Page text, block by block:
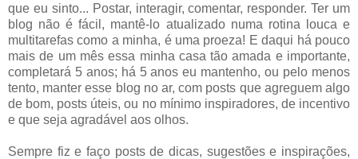
que eu sinto... Postar, interagir, comentar, responder. Ter um
blog não é fácil, mantê-lo atualizado numa rotina louca e
multitarefas como a minha, é uma proeza! E daqui há pouco
mais de um mês essa minha casa tão amada e importante,
completará 5 anos; há 5 anos eu mantenho, ou pelo menos
tento, manter esse blog no ar, com posts que agreguem algo
de bom, posts úteis, ou no mínimo inspiradores, de incentivo
e que seja agradável aos olhos.
Sempre fiz e faço posts de dicas, sugestões e inspirações,